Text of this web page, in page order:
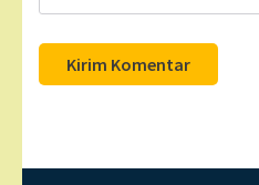
Web